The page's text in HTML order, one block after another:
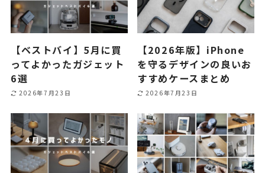
【ベストバイ】5月に買
ってよかったガジェット
6選
2026年7月23日
【2026年版】iPhone
を守るデザインの良いお
すすめケースまとめ
2026年7月23日